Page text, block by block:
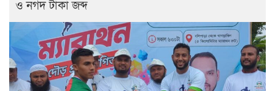
ও নগদ টাকা জব্দ